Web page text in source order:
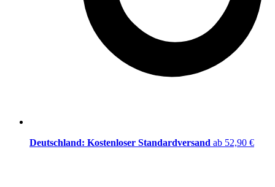
Deutschland: Kostenloser Standardversand ab 52,90 €